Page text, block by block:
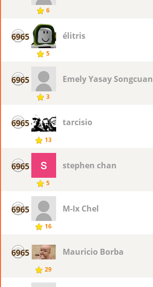
6
6965
5
élitris
6965
3
Emely Yasay Songcuan
6965
13
tarcisio
6965
5
stephen chan
6965
16
M-Ix Chel
6965
29
Mauricio Borba